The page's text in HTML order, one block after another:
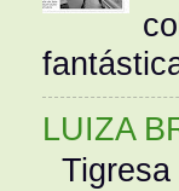
LUIZA